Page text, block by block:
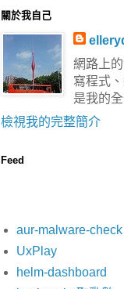
關於我自己
網路上
寫程式
是我的全
檢視我的完整簡介
Feed
aur-malware-check
UxPlay
helm-dashboard